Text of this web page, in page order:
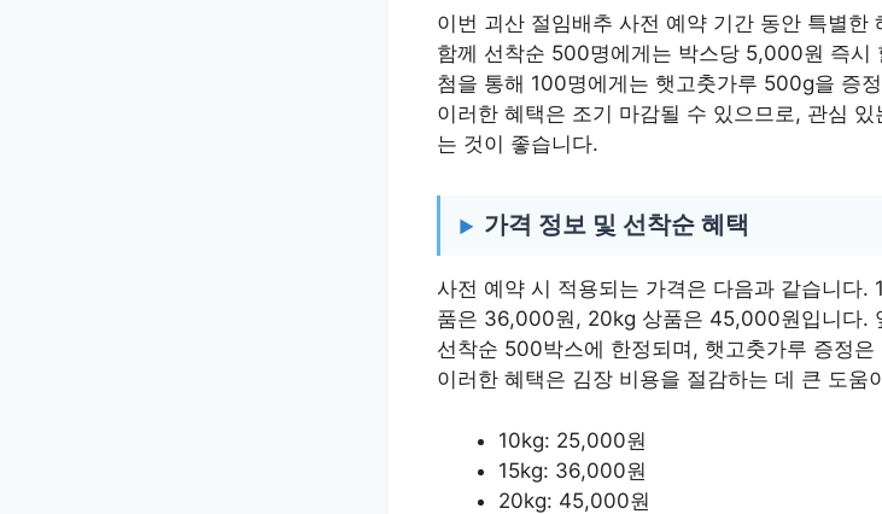
이번 괴산 절임배추 사전 예약 기간 동안 특별한
함께 선착순 500명에게는 박스당 5,000원 즉시
첨을 통해 100명에게는 햇고춧가루 500g을 증
이러한 혜택은 조기 마감될 수 있으므로, 관심
는 것이 좋습니다.
가격 정보 및 선착순 혜택
사전 예약 시 적용되는 가격은 다음과 같습니다
품은 36,000원, 20kg 상품은 45,000원입니다.
선착순 500박스에 한정되며, 햇고춧가루 증정
이러한 혜택은 김장 비용을 절감하는 데 큰 도움
10kg: 25,000원
15kg: 36,000원
20kg: 45,000원